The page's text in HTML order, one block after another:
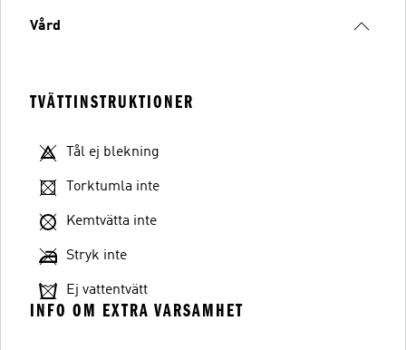
Vård
TVÄTTINSTRUKTIONER
Tål ej blekning
Torktumla inte
Kemtvätta inte
Stryk inte
Ej vattentvätt
INFO OM EXTRA VARSAMHET